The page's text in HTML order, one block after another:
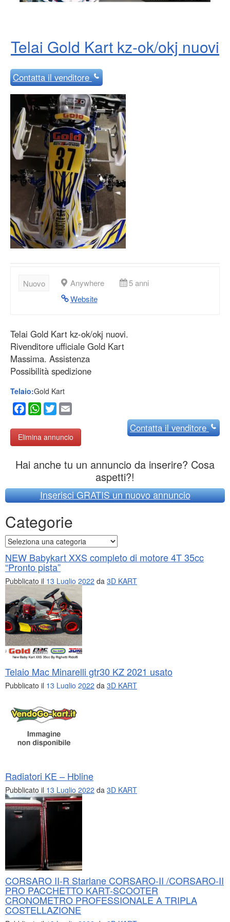
Telai Gold Kart kz-ok/okj nuovi
Contattail venditore
Nuovo Anywhere
5 anni
Website
Telai Gold Kart kz-ok/okj nuovi.
Rivenditore ufficiale Gold Kart
Massima. Assistenza
Possibilità spedizione
Telaio:Gold Kart
Facebook
WhatsApp
Twitter
Elimina annuncio
Contattail venditore
Hai anche tu un annuncio da inserire? Cosa
aspetti?!
Inserisci GRATIS un nuovo annuncio
Categorie
Categorie
NEW Babykart XXS completo di motore 4T 35cc
“Pronto pista”
Pubblicato il 13 Luglio 2022 da 3D KART
Telaio Mac Minarelli gtr30 KZ 2021 usato
Pubblicato il 13 Luglio 2022 da 3D KART
Radiatori KE – Hbline
Pubblicato il 13 Luglio 2022 da 3D KART
CORSARO II-R Starlane CORSARO-II /CORSARO-II
PRO PACCHETTO KART-SCOOTER
CRONOMETRO PROFESSIONALE A TRIPLA
COSTELLAZIONE